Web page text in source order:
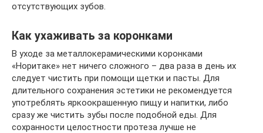
отсутствующих зубов.
Как ухаживать за коронками
В уходе за металлокерамическими коронками
«Норитаке» нет ничего сложного – два раза в день их
следует чистить при помощи щетки и пасты. Для
длительного сохранения эстетики не рекомендуется
употреблять яркоокрашенную пищу и напитки, либо
сразу же чистить зубы после подобной еды. Для
сохранности целостности протеза лучше не